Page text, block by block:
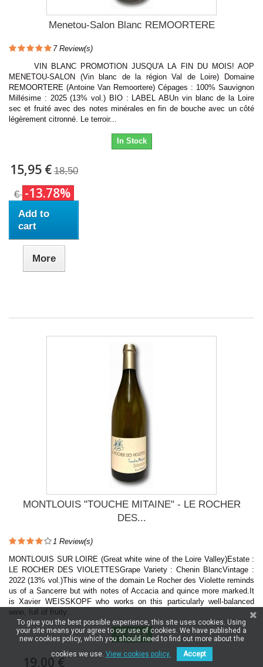
Menetou-Salon Blanc REMOORTERE
7Review(s)
VIN BLANC PROMOTION JUSQU'A LA FIN DU MOIS! AOP
MENETOU-SALON (Vin blanc de la région Val de Loire) Domaine
REMOORTERE (Antoine Van Remoortere) Cépages : 100% Sauvignon
Millésime : 2025 (13% vol.) BIO : LABEL ABUn vin blanc de la Loire
sec et fruité avec des notes minérales en fin de bouche avec un côté
légèrement citronné. Le terroir...
In Stock
15,95 € 18,50
€ -13.78%
Add to
cart
More
MONTLOUIS "TOUCHE MITAINE" - LE ROCHER
DES...
1 Review(s)
MONTLOUIS SUR LOIRE (Great white wine of the Loire Valley)Estate :
LE ROCHER DES VIOLETTESGrape Variety : Chenin BlancVintage :
2022 (13% vol.)This wine of the domain Le Rocher des Violette reminds
us of a Sancerre but with notes of Accacia and quince more marked.It
is Xavier WEISSKOPF who works on this particularly well-balanced
wine, full of fruity...
In Stock
19,00 €
To give you the best possible experience, this site uses cookies. Using
your site means your agree to our use of cookies. We have published a
new cookies policy, which you should need to find out more about the
cookies we use. View cookies policy. Accept